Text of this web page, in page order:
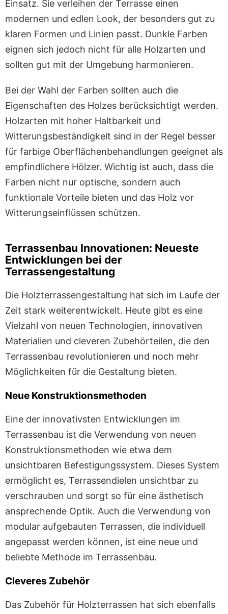
Einsatz. Sie verleihen der Terrasse einen
modernen und edlen Look, der besonders gut zu
klaren Formen und Linien passt. Dunkle Farben
eignen sich jedoch nicht für alle Holzarten und
sollten gut mit der Umgebung harmonieren.
Bei der Wahl der Farben sollten auch die
Eigenschaften des Holzes berücksichtigt werden.
Holzarten mit hoher Haltbarkeit und
Witterungsbeständigkeit sind in der Regel besser
für farbige Oberflächenbehandlungen geeignet als
empfindlichere Hölzer. Wichtig ist auch, dass die
Farben nicht nur optische, sondern auch
funktionale Vorteile bieten und das Holz vor
Witterungseinflüssen schützen.
Terrassenbau Innovationen: Neueste
Entwicklungen bei der
Terrassengestaltung
Die Holzterrassengestaltung hat sich im Laufe der
Zeit stark weiterentwickelt. Heute gibt es eine
Vielzahl von neuen Technologien, innovativen
Materialien und cleveren Zubehörteilen, die den
Terrassenbau revolutionieren und noch mehr
Möglichkeiten für die Gestaltung bieten.
Neue Konstruktionsmethoden
Eine der innovativsten Entwicklungen im
Terrassenbau ist die Verwendung von neuen
Konstruktionsmethoden wie etwa dem
unsichtbaren Befestigungssystem. Dieses System
ermöglicht es, Terrassendielen unsichtbar zu
verschrauben und sorgt so für eine ästhetisch
ansprechende Optik. Auch die Verwendung von
modular aufgebauten Terrassen, die individuell
angepasst werden können, ist eine neue und
beliebte Methode im Terrassenbau.
Cleveres Zubehör
Das Zubehör für Holzterrassen hat sich ebenfalls